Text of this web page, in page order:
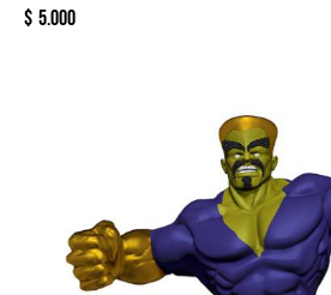
$ 5.000